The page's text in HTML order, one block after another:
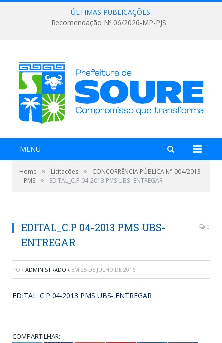
ÚLTIMAS PUBLICAÇÕES:
Recomendação Nº 06/2026-MP-PJS
MENU
Home » Licitações »
CONCORRÊNCIA PÚBLICA N° 004/2013
– PMS » EDITAL_C.P 04-2013 PMS UBS- ENTREGAR
EDITAL_C.P 04-2013 PMS UBS-
ENTREGAR
0
POR ADMINISTRADOR EM 25 DE JULHO DE 2016
EDITAL_C.P 04-2013 PMS UBS- ENTREGAR
COMPARTILHAR: